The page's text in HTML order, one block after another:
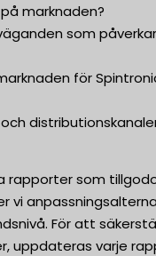
marknaden?
som påverkar
för
rapporter som
vi
För att
uppdateras varje